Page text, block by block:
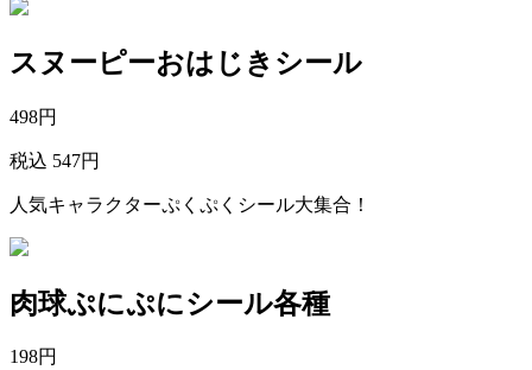
スヌーピーおはじきシール
498円
税込 547円
人気キャラクターぷくぷくシール大集合！
肉球ぷにぷにシール各種
198円